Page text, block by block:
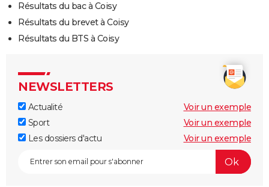
Résultats du bac à Coisy
Résultats du brevet à Coisy
Résultats du BTS à Coisy
NEWSLETTERS
Actualité
Voir un exemple
Sport
Voir un exemple
Les dossiers d'actu
Voir un exemple